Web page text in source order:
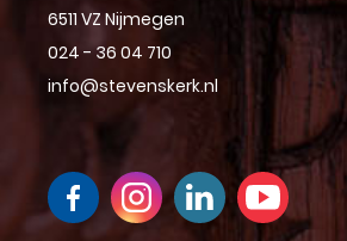
6511 VZ Nijmegen
024 - 36 04 710
info@stevenskerk.nl